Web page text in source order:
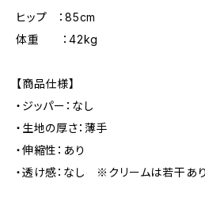
ヒップ ：85cm
体重 ：42kg
【商品仕様】
・ジッパー：なし
・生地の厚さ：薄手
・伸縮性：あり
・透け感：なし ※クリームは若干あり